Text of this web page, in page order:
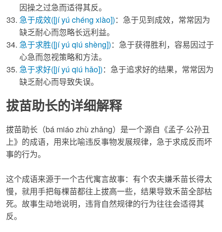
因操之过急而适得其反。
急于成效([jí yú chéng xiào])：急于见到成效，常常因为
缺乏耐心而忽略长远利益。
急于求胜([jí yú qiú shèng])：急于获得胜利，容易因过于
心急而忽视策略和方法。
急于求好([jí yú qiú hǎo])：急于追求好的结果，常常因为
缺乏耐心而导致失误。
拔苗助长的详细解释
拔苗助长 （bá miáo zhù zhǎng）是一个源自《孟子·公孙丑
上》的成语，用来比喻违反事物发展规律，急于求成反而坏
事的行为。
这个成语来源于一个古代寓言故事：有个农夫嫌禾苗长得太
慢，就用手把每棵苗都往上拔高一些，结果导致禾苗全部枯
死。故事生动地说明，违背自然规律的行为往往会适得其
反。